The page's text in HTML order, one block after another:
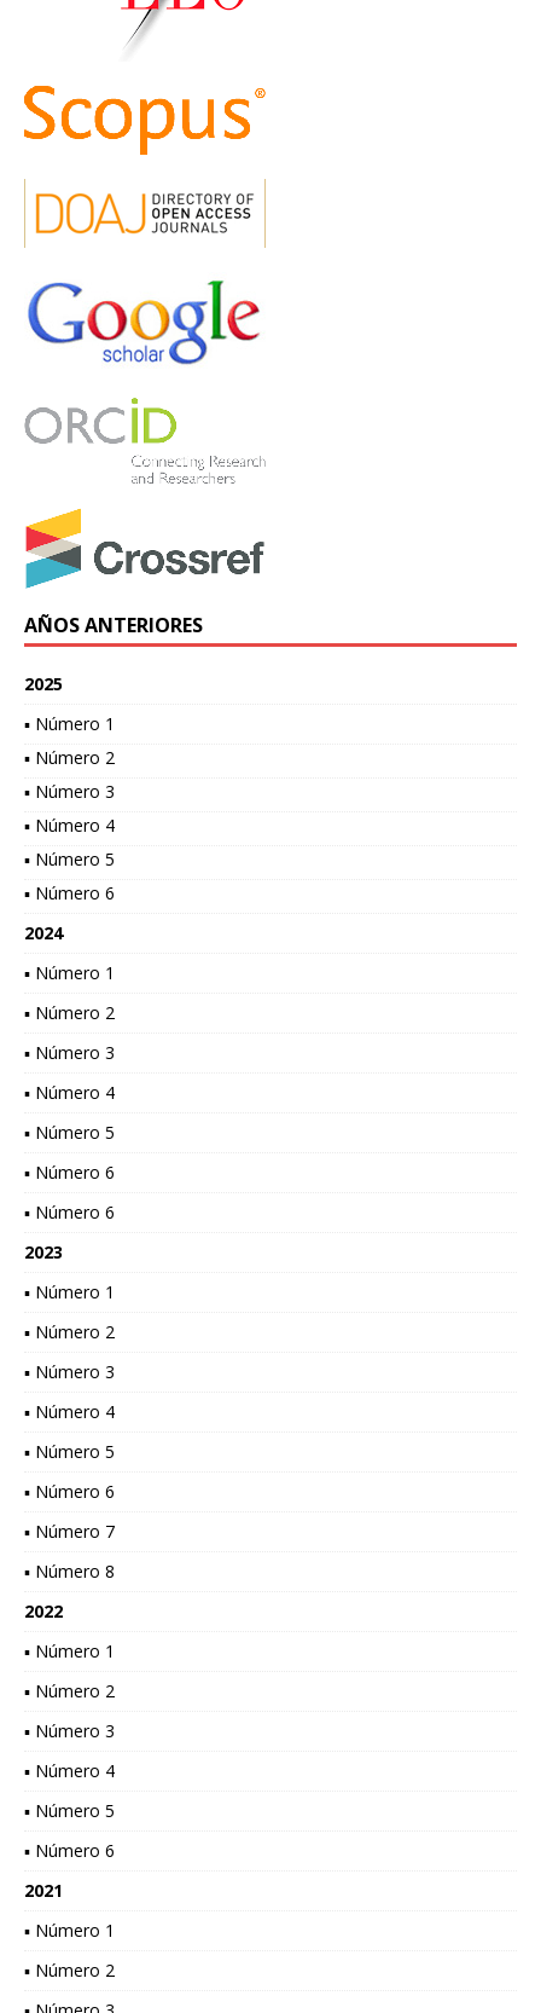
AÑOS ANTERIORES
2025
▪ Número 1
▪ Número 2
▪ Número 3
▪ Número 4
▪ Número 5
▪ Número 6
2024
▪ Número 1
▪ Número 2
▪ Número 3
▪ Número 4
▪ Número 5
▪ Número 6
▪ Número 6
2023
▪ Número 1
▪ Número 2
▪ Número 3
▪ Número 4
▪ Número 5
▪ Número 6
▪ Número 7
▪ Número 8
2022
▪ Número 1
▪ Número 2
▪ Número 3
▪ Número 4
▪ Número 5
▪ Número 6
2021
▪ Número 1
▪ Número 2